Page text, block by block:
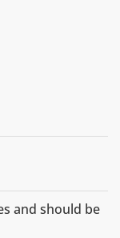
and should be